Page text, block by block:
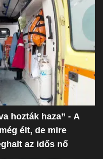
hozták haza” - A
élt, de mire
az idős nő